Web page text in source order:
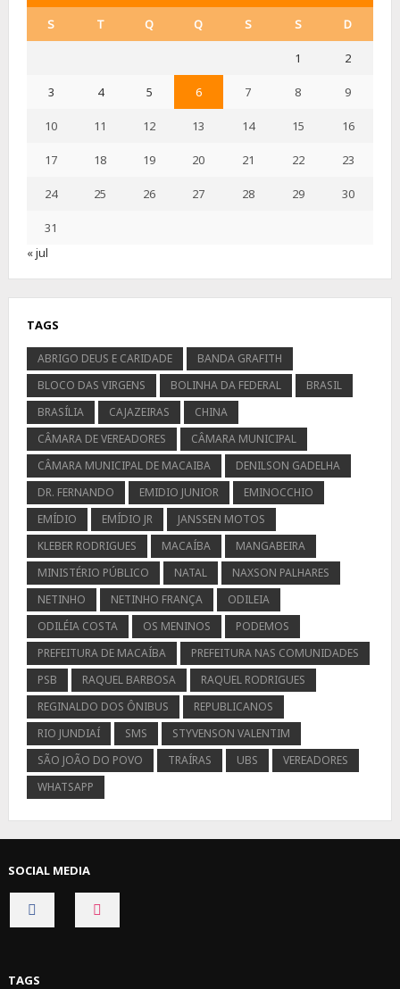
S T Q Q S S D
1 2
3 4 5 6 7 8 9
10 11 12 13 14 15 16
17 18 19 20 21 22 23
24 25 26 27 28 29 30
31
« jul
TAGS
ABRIGO DEUS E CARIDADE
BANDA GRAFITH
BLOCO DAS VIRGENS
BOLINHA DA FEDERAL
BRASIL
BRASÍLIA
CAJAZEIRAS
CHINA
CÂMARA DE VEREADORES
CÂMARA MUNICIPAL
CÂMARA MUNICIPAL DE MACAIBA
DENILSON GADELHA
DR. FERNANDO
EMIDIO JUNIOR
EMINOCCHIO
EMÍDIO
EMÍDIO JR
JANSSEN MOTOS
KLEBER RODRIGUES
MACAÍBA
MANGABEIRA
MINISTÉRIO PÚBLICO
NATAL
NAXSON PALHARES
NETINHO
NETINHO FRANÇA
ODILEIA
ODILÉIA COSTA
OS MENINOS
PODEMOS
PREFEITURA DE MACAÍBA
PREFEITURA NAS COMUNIDADES
PSB
RAQUEL BARBOSA
RAQUEL RODRIGUES
REGINALDO DOS ÔNIBUS
REPUBLICANOS
RIO JUNDIAÍ
SMS
STYVENSON VALENTIM
SÃO JOÃO DO POVO
TRAÍRAS UBS
VEREADORES
WHATSAPP
SOCIAL MEDIA
CONNECT
ON
TAGS